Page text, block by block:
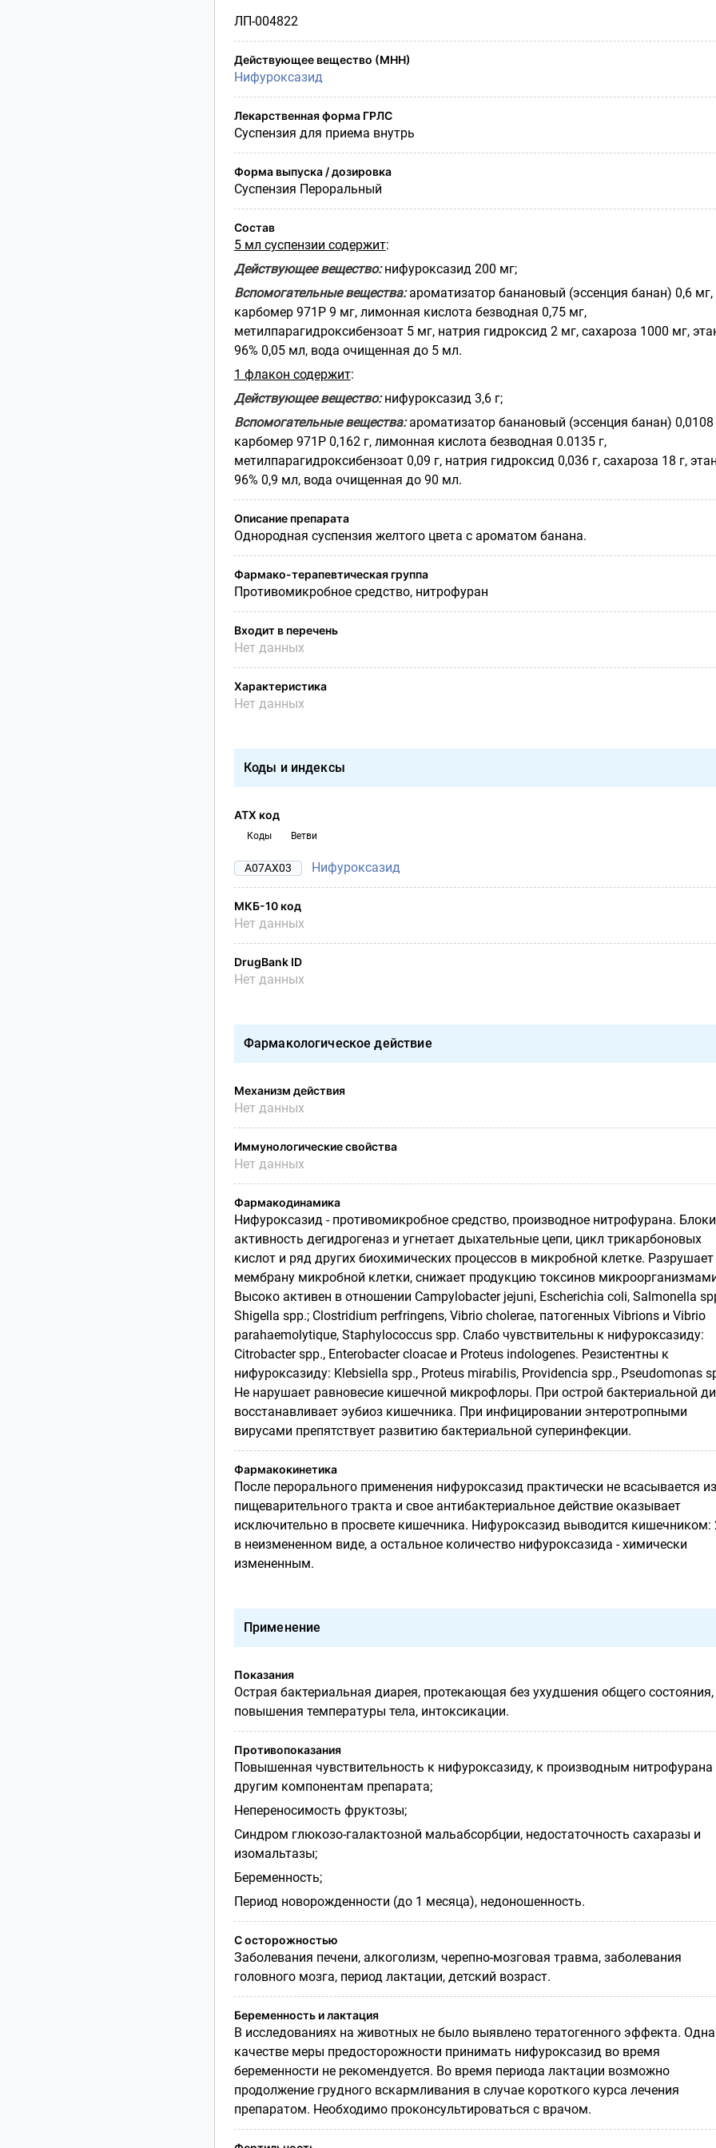
ЛП-004822
Действующее вещество (МНН)
Нифуроксазид
Лекарственная форма ГРЛС
Суспензия для приема внутрь
Форма выпуска / дозировка
Суспензия Пероральный
Состав
5 мл суспензии содержит:
Действующее вещество:нифуроксазид 200 мг;
Вспомогательные вещества:ароматизатор банановый (эссенция банан) 0,6 мг,
карбомер 971Р 9 мг, лимонная кислота безводная 0,75 мг,
метилпарагидроксибензоат 5 мг, натрия гидроксид 2 мг, сахароза 1000 мг,
96% 0,05 мл, вода очищенная до 5 мл.
1 флакон содержит:
Действующее вещество:нифуроксазид 3,6 г;
Вспомогательные вещества:ароматизатор банановый (эссенция банан) 0,0108
карбомер 971Р 0,162 г, лимонная кислота безводная 0.0135 г,
метилпарагидроксибензоат 0,09 г, натрия гидроксид 0,036 г, сахароза 18 г,
96% 0,9 мл, вода очищенная до 90 мл.
Описание препарата
Однородная суспензия желтого цвета с ароматом банана.
Фармако-терапевтическая группа
Противомикробное средство, нитрофуран
Входит в перечень
Нет данных
Характеристика
Нет данных
Коды и индексы
АТХ код
Коды Ветви
A07AX03 Нифуроксазид
МКБ-10 код
Нет данных
DrugBank ID
Нет данных
Фармакологическое действие
Механизм действия
Нет данных
Иммунологические свойства
Нет данных
Фармакодинамика
Нифуроксазид - противомикробное средство, производное нитрофурана.
активность дегидрогеназ и угнетает дыхательные цепи, цикл трикарбоновых
кислот и ряд других биохимических процессов в микробной клетке. Разрушает
мембрану микробной клетки, снижает продукцию токсинов
Высоко активен в отношении Campylobacter jejuni, Escherichia coli, Salmonella
Shigella spp.; Clostridium perfringens, Vibrio cholerae, патогенных Vibrions и Vibrio
parahaemolytique, Staphylococcus spp. Слабо чувствительны к нифуроксазиду:
Citrobacter spp., Enterobacter cloacae и Proteus indologenes. Резистентны к
нифуроксазиду: Klebsiella spp., Proteus mirabilis, Providencia spp., Pseudomonas
He нарушает равновесие кишечной микрофлоры. При острой бактериальной
восстанавливает эубиоз кишечника. При инфицировании энтеротропными
вирусами препятствует развитию бактериальной суперинфекции.
Фармакокинетика
После перорального применения нифуроксазид практически не всасывается из
пищеварительного тракта и свое антибактериальное действие оказывает
исключительно в просвете кишечника. Нифуроксазид выводится кишечником:
в неизмененном виде, а остальное количество нифуроксазида - химически
измененным.
Применение
Показания
Острая бактериальная диарея, протекающая без ухудшения общего состояния,
повышения температуры тела, интоксикации.
Противопоказания
Повышенная чувствительность к нифуроксазиду, к производным нитрофурана
другим компонентам препарата;
Непереносимость фруктозы;
Синдром глюкозо-галактозной мальабсорбции, недостаточность сахаразы и
изомальтазы;
Беременность;
Период новорожденности (до 1 месяца), недоношенность.
С осторожностью
Заболевания печени, алкоголизм, черепно-мозговая травма, заболевания
головного мозга, период лактации, детский возраст.
Беременность и лактация
В исследованиях на животных не было выявлено тератогенного эффекта.
качестве меры предосторожности принимать нифуроксазид во время
беременности не рекомендуется. Во время периода лактации возможно
продолжение грудного вскармливания в случае короткого курса лечения
препаратом. Необходимо проконсультироваться с врачом.